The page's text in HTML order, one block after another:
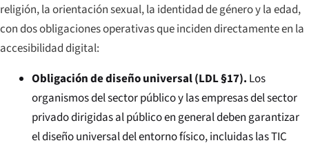
religión, la orientación sexual, la identidad de género y la edad,
con dos obligaciones operativas que inciden directamente en la
accesibilidad digital:
Obligación de diseño universal (LDL §17). Los
organismos del sector público y las empresas del sector
privado dirigidas al público en general deben garantizar
el diseño universal del entorno físico, incluidas las TIC